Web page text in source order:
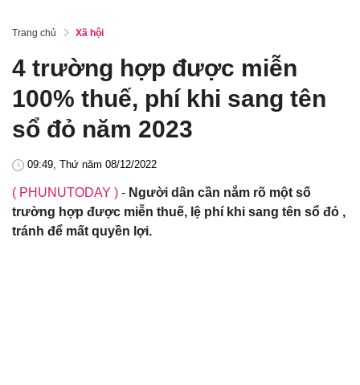
Trang chủ Xã hội
4 trường hợp được miễn
100% thuế, phí khi sang tên
sổ đỏ năm 2023
09:49, Thứ năm 08/12/2022
( PHUNUTODAY ) - Người dân cần nắm rõ một số
trường hợp được miễn thuế, lệ phí khi sang tên sổ đỏ ,
tránh để mất quyền lợi.